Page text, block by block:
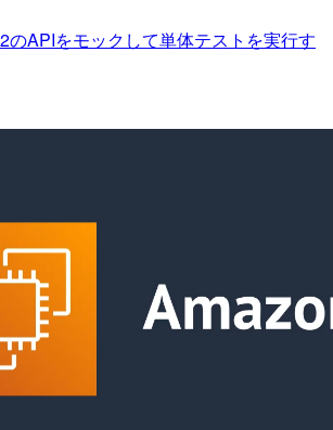
のAPIをモックして単体テストを実行す